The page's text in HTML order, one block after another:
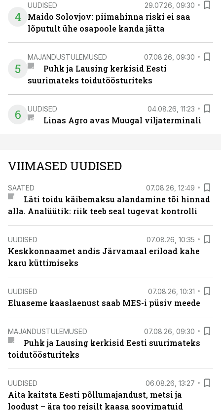
4
UUDISED 29.07.26, 09:30
Maido Solovjov: piimahinna riski ei saa
lõputult ühe osapoole kanda jätta
5
MAJANDUSTULEMUSED 07.08.26, 09:30
Puhk ja Lausing kerkisid Eesti
suurimateks toidutöösturiteks
6 UUDISED 04.08.26, 11:23
Linas Agro avas Muugal viljaterminali
VIIMASED UUDISED
SAATED 07.08.26, 12:49
Läti toidu käibemaksu alandamine tõi hinnad
alla. Analüütik: riik teeb seal tugevat kontrolli
UUDISED 07.08.26, 10:35
Keskkonnaamet andis Järvamaal eriload kahe
karu küttimiseks
UUDISED 07.08.26, 10:31
Eluaseme kaaslaenust saab MES-i püsiv meede
MAJANDUSTULEMUSED 07.08.26, 09:30
Puhk ja Lausing kerkisid Eesti suurimateks
toidutöösturiteks
UUDISED 06.08.26, 13:27
Aita kaitsta Eesti põllumajandust, metsi ja
loodust – ära too reisilt kaasa soovimatuid